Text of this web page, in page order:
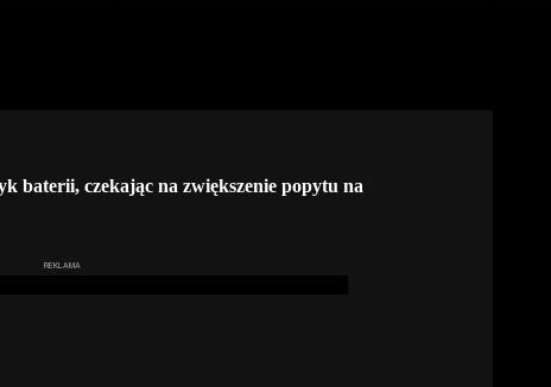
baterii, czekając na zwiększenie popytu na
REKLAMA